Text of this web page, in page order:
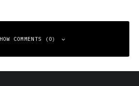
COMMENTS (0)